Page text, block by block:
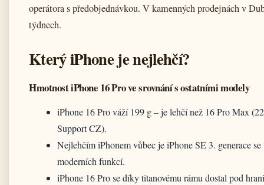
operátora s předobjednávkou. V kamenných prodejnách v
týdnech.
Který iPhone je nejlehčí?
Hmotnost iPhone 16 Pro ve srovnání s ostatními modely
iPhone 16 Pro váží 199 g – je lehčí než 16 Pro Max
Support CZ).
Nejlehčím iPhonem vůbec je iPhone SE 3. generace
moderních funkcí.
iPhone 16 Pro se díky titanovému rámu dostal pod